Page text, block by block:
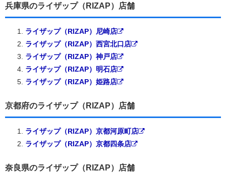
兵庫県のライザップ（RIZAP）店舗
ライザップ（RIZAP）尼崎店
ライザップ（RIZAP）西宮北口店
ライザップ（RIZAP）神戸店
ライザップ（RIZAP）明石店
ライザップ（RIZAP）姫路店
京都府のライザップ（RIZAP）店舗
ライザップ（RIZAP）京都河原町店
ライザップ（RIZAP）京都四条店
奈良県のライザップ（RIZAP）店舗